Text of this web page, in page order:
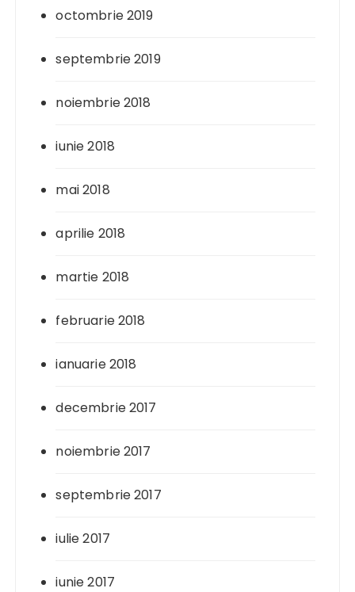
octombrie 2019
septembrie 2019
noiembrie 2018
iunie 2018
mai 2018
aprilie 2018
martie 2018
februarie 2018
ianuarie 2018
decembrie 2017
noiembrie 2017
septembrie 2017
iulie 2017
iunie 2017